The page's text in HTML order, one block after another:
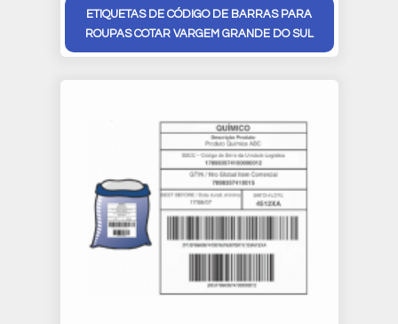
ETIQUETAS DE CÓDIGO DE BARRAS PARA
ROUPAS COTAR VARGEM GRANDE DO SUL